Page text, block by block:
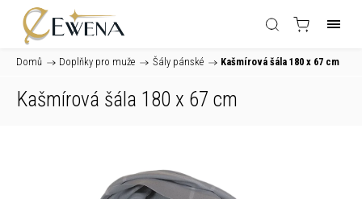
Domů / Doplňky pro muže / Šály pánské / Kašmírová šála 180 x 67 cm
Kašmírová šála 180 x 67 cm